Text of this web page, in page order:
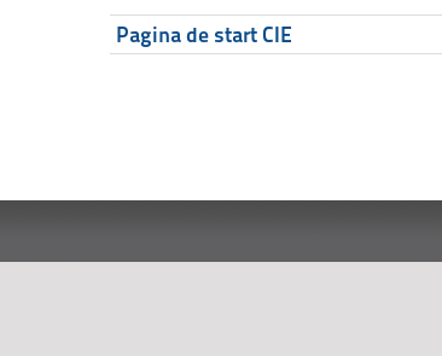
Pagina de start CIE